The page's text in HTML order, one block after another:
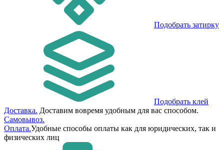
Подобрать затирку
Подобрать клей
Доставка. Доставим вовремя удобным для вас способом.
Самовывоз.
Оплата.Удобные способы оплаты как для юридических, так и
физических лиц